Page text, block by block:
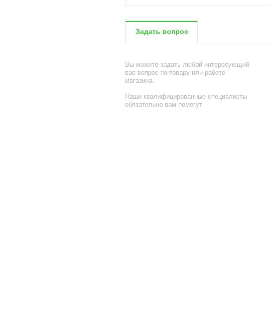
Задать вопрос
Вы можете задать любой интересующий
вас вопрос по товару или работе
магазина.
Наши квалифицированные специалисты
обязательно вам помогут.